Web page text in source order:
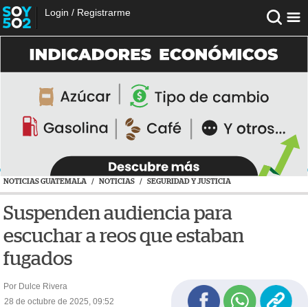
Login / Registrarme
NOTICIAS GUATEMALA / NOTICIAS / SEGURIDAD Y JUSTICIA
Suspenden audiencia para
escuchar a reos que estaban
fugados
Por Dulce Rivera
28 de octubre de 2025, 09:52